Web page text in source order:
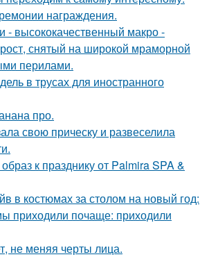
награждения.
- высококачественный макро -
снятый на широкой мраморной
перилами.
в трусах для иностранного
про.
свою прическу и развеселила
к празднику от Palmira SPA &
в костюмах за столом на новый год:
приходили почаще: приходили
не меняя черты лица.